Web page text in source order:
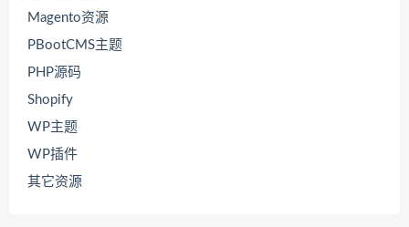
Magento资源
PBootCMS主题
PHP源码
Shopify
WP主题
WP插件
其它资源